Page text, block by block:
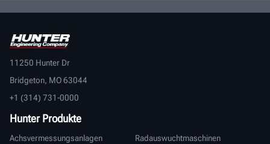
11250 Hunter Dr
Bridgeton, MO 63044
+1 (314) 731-0000
Hunter Produkte
Achsvermessungsanlagen
Radauswuchtmaschinen